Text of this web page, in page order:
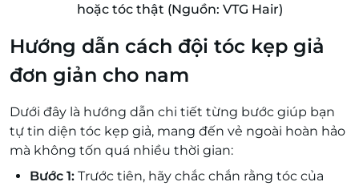
hoặc tóc thật (Nguồn: VTG Hair)
Hướng dẫn cách đội tóc kẹp giả
đơn giản cho nam
Dưới đây là hướng dẫn chi tiết từng bước giúp bạn
tự tin diện tóc kẹp giả, mang đến vẻ ngoài hoàn hảo
mà không tốn quá nhiều thời gian:
Bước 1: Trước tiên, hãy chắc chắn rằng tóc của